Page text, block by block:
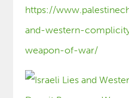
https://
and-western-
weapon-of-war/